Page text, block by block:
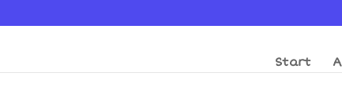
Start